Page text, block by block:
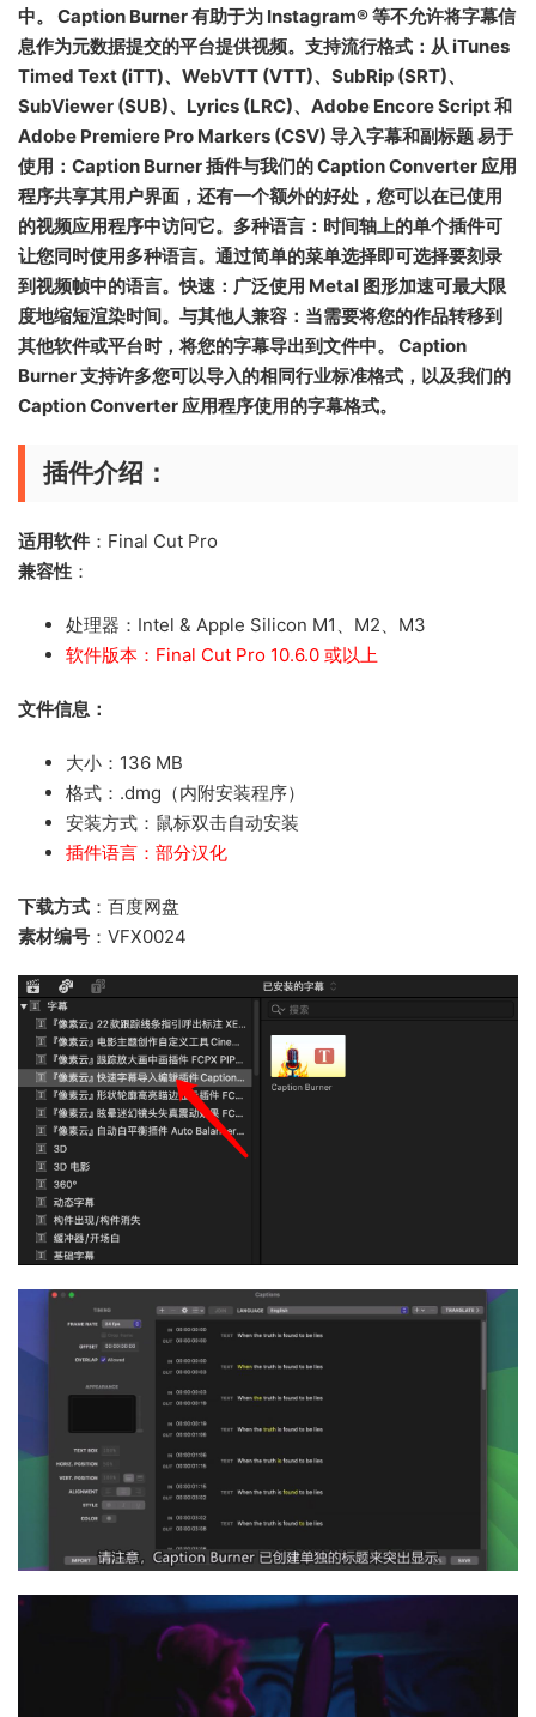
中。 Caption Burner 有助于为 Instagram® 等不允许将字幕信
息作为元数据提交的平台提供视频。支持流行格式：从 iTunes
Timed Text (iTT)、WebVTT (VTT)、SubRip (SRT)、
SubViewer (SUB)、Lyrics (LRC)、Adobe Encore Script 和
Adob​​e Premiere Pro Markers (CSV) 导入字幕和副标题 易于
使用：Caption Burner 插件与我们的 Caption Converter 应用
程序共享其用户界面，还有一个额外的好处，您可以在已使用
的视频应用程序中访问它。多种语言：时间轴上的单个插件可
让您同时使用多种语言。通过简单的菜单选择即可选择要刻录
到视频帧中的语言。快速：广泛使用 Metal 图形加速可最大限
度地缩短渲染时间。与其他人兼容：当需要将您的作品转移到
其他软件或平台时，将您的字幕导出到文件中。 Caption
Burner 支持许多您可以导入的相同行业标准格式，以及我们的
Caption Converter 应用程序使用的字幕格式。
插件介绍：
适用软件 ：Final Cut Pro
兼容性 ：
处理器：Intel & Apple Silicon M1、M2、M3
软件版本：Final Cut Pro 10.6.0 或以上
文件信息：
大小：136 MB
格式：.dmg（内附安装程序）
安装方式：鼠标双击自动安装
插件语言：部分汉化
下载方式 ：百度网盘
素材编号 ：VFX0024